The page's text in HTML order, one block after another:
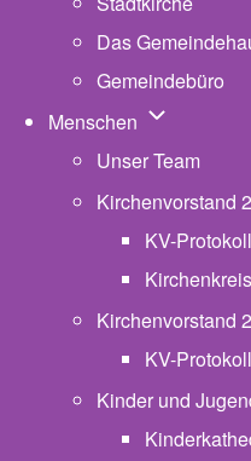
Das
Gemeindebüro
Menschen
Unser Team
Kirchenvorstand
KV-
Kirchenvorstand
KV-
Kinder und